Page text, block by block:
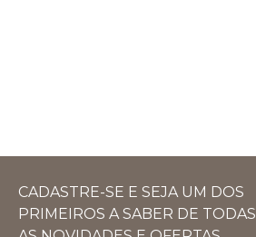
CADASTRE-SE E SEJA UM DOS
PRIMEIROS A SABER DE TODAS